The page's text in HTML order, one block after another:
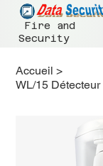
Fire and
Security
Accueil >